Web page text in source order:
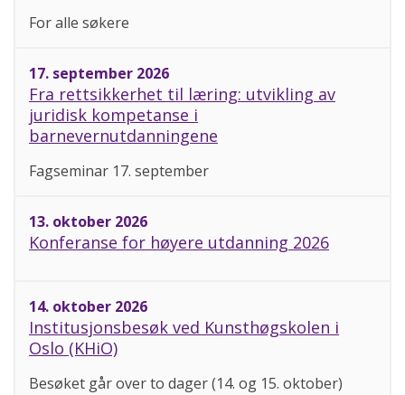
For alle søkere
17. september 2026
Fra rettsikkerhet til læring: utvikling av
juridisk kompetanse i
barnevernutdanningene
Fagseminar 17. september
13. oktober 2026
Konferanse for høyere utdanning 2026
14. oktober 2026
Institusjonsbesøk ved Kunsthøgskolen i
Oslo (KHiO)
Besøket går over to dager (14. og 15. oktober)